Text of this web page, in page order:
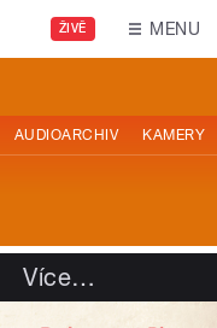
ŽIVĚ MENU
AUDIOARCHIV KAMERY
Více…